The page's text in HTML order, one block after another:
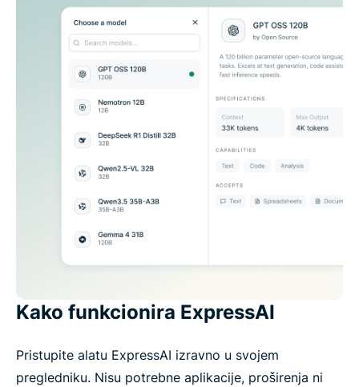
Kako funkcionira ExpressAI
Pristupite alatu ExpressAI izravno u svojem
pregledniku. Nisu potrebne aplikacije, proširenja ni